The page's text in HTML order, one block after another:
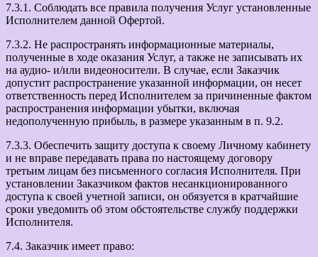
7.3.1. Соблюдать все правила получения Услуг установленные
Исполнителем данной Офертой.
7.3.2. Не распространять информационные материалы,
полученные в ходе оказания Услуг, а также не записывать их
на аудио- и/или видеоносители. В случае, если Заказчик
допустит распространение указанной информации, он несет
ответственность перед Исполнителем за причиненные фактом
распространения информации убытки, включая
недополученную прибыль, в размере указанным в п. 9.2.
7.3.3. Обеспечить защиту доступа к своему Личному кабинету
и не вправе передавать права по настоящему договору
третьим лицам без письменного согласия Исполнителя. При
установлении Заказчиком фактов несанкционированного
доступа к своей учетной записи, он обязуется в кратчайшие
сроки уведомить об этом обстоятельстве службу поддержки
Исполнителя.
7.4. Заказчик имеет право: